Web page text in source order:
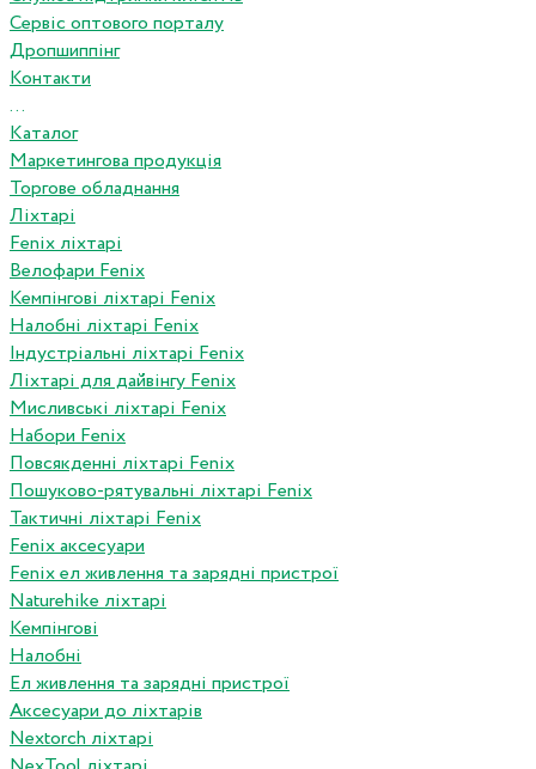
Сервіс оптового порталу
Дропшиппінг
Контакти
...
Каталог
Маркетингова продукція
Торгове обладнання
Ліхтарі
Fenix ліхтарі
Велофари Fenix
Кемпінгові ліхтарі Fenix
Налобні ліхтарі Fenix
Індустріальні ліхтарі Fenix
Ліхтарі для дайвінгу Fenix
Мисливські ліхтарі Fenix
Набори Fenix
Повсякденні ліхтарі Fenix
Пошуково-рятувальні ліхтарі Fenix
Тактичні ліхтарі Fenix
Fenix аксесуари
Fenix ел живлення та зарядні пристрої
Naturehike ліхтарі
Кемпінгові
Налобні
Ел живлення та зарядні пристрої
Аксесуари до ліхтарів
Nextorch ліхтарі